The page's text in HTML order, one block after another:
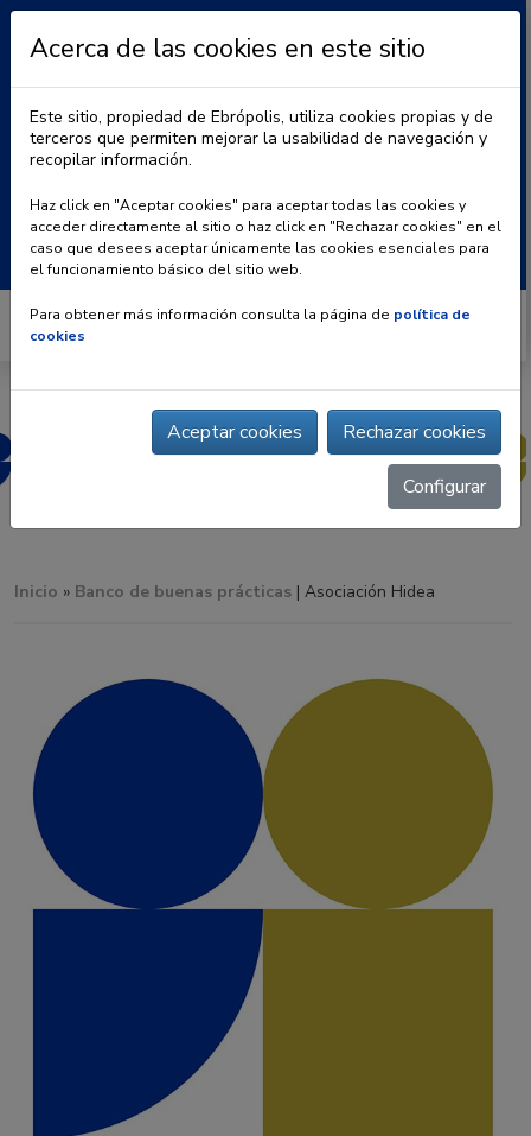
BLOG | CONTACTO
Buscar:
Inicio » Banco de buenas prácticas | Asociación Hidea
Acerca de las cookies en este sitio
Este sitio, propiedad de Ebrópolis, utiliza cookies propias y de
terceros que permiten mejorar la usabilidad de navegación y
recopilar información.
Haz click en "Aceptar cookies" para aceptar todas las cookies y
acceder directamente al sitio o haz click en "Rechazar cookies" en el
caso que desees aceptar únicamente las cookies esenciales para
el funcionamiento básico del sitio web.
Para obtener más información consulta la página de política de
cookies
Aceptar cookies Rechazar cookies
Configurar